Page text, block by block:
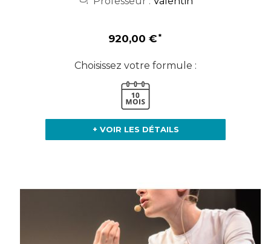
920,00 €
Choisissez votre formule :
+ VOIR LES DÉTAILS